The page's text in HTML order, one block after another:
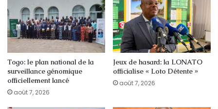
Togo: le plan national de la
surveillance génomique
officiellement lancé
août 7, 2026
Jeux de hasard: la LONATO
officialise « Loto Détente »
août 7, 2026